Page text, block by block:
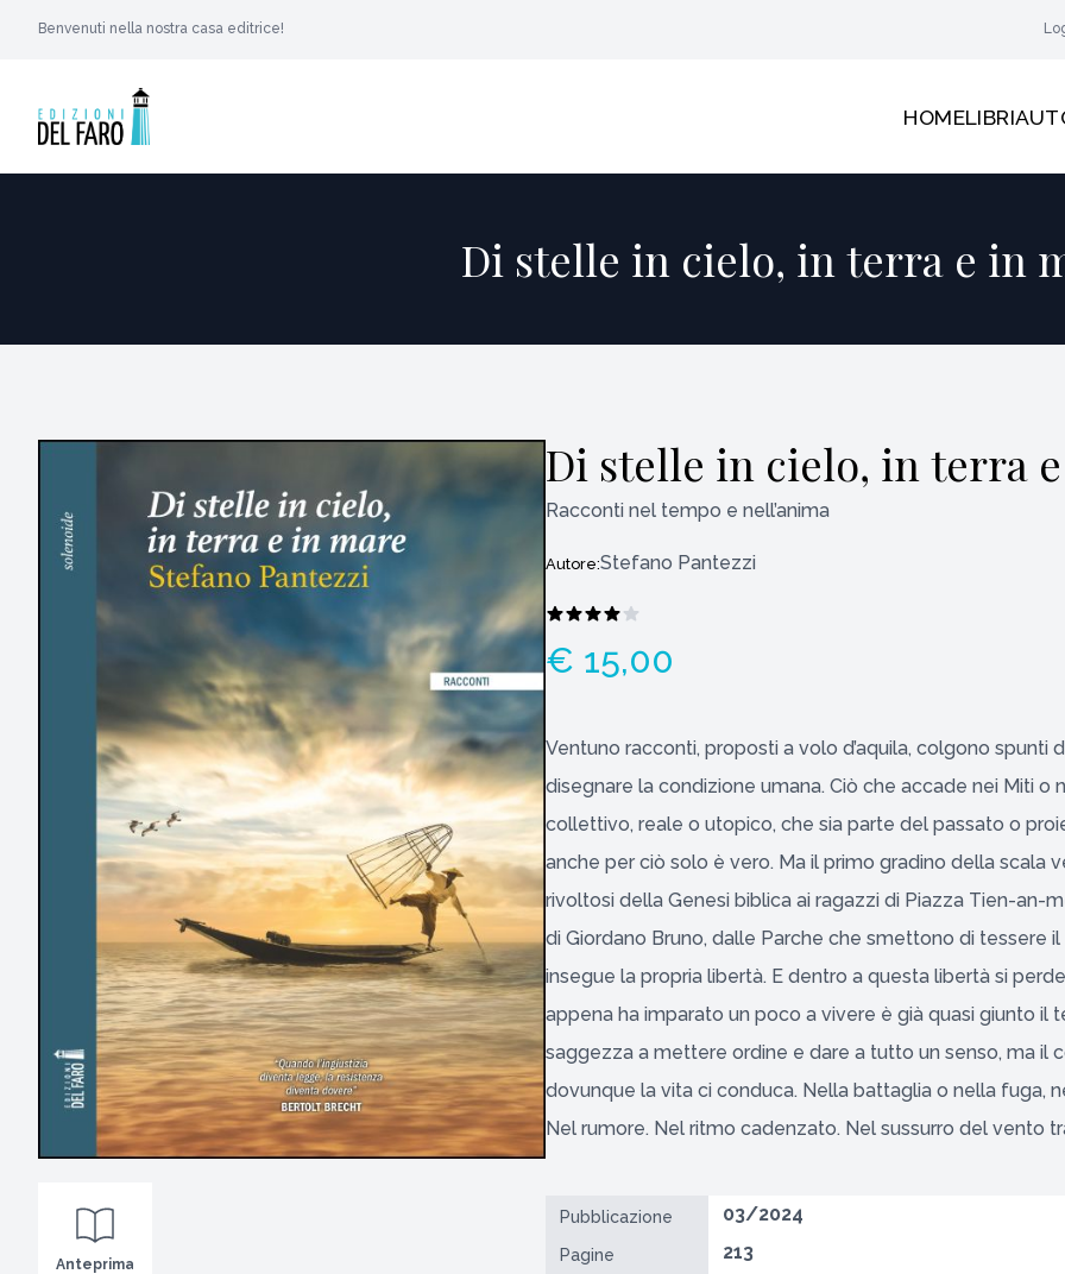
Benvenuti nella nostra casa editrice!
HOMELIBRI
Di stelle in cielo, in terra e in
Anteprima
Di stelle in cielo, in terra
Racconti nel tempo e nell’anima
Autore:Stefano Pantezzi
€ 15,00
Ventuno racconti, proposti a volo d’aquila, colgono spunti
disegnare la condizione umana. Ciò che accade nei Miti o
collettivo, reale o utopico, che sia parte del passato o
anche per ciò solo è vero. Ma il primo gradino della scala
rivoltosi della Genesi biblica ai ragazzi di Piazza Tien-an-
di Giordano Bruno, dalle Parche che smettono di tessere
insegue la propria libertà. E dentro a questa libertà si
appena ha imparato un poco a vivere è già quasi giunto il
saggezza a mettere ordine e dare a tutto un senso, ma il
dovunque la vita ci conduca. Nella battaglia o nella fuga,
Nel rumore. Nel ritmo cadenzato. Nel sussurro del vento
Pubblicazione 03/2024
Pagine 213